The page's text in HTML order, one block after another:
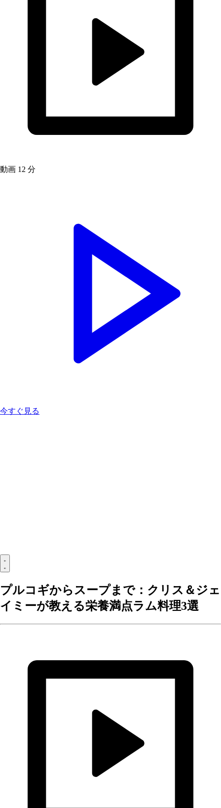
動画 12 分
今すぐ見る
プルコギからスープまで：クリス＆ジェ
イミーが教える栄養満点ラム料理3選